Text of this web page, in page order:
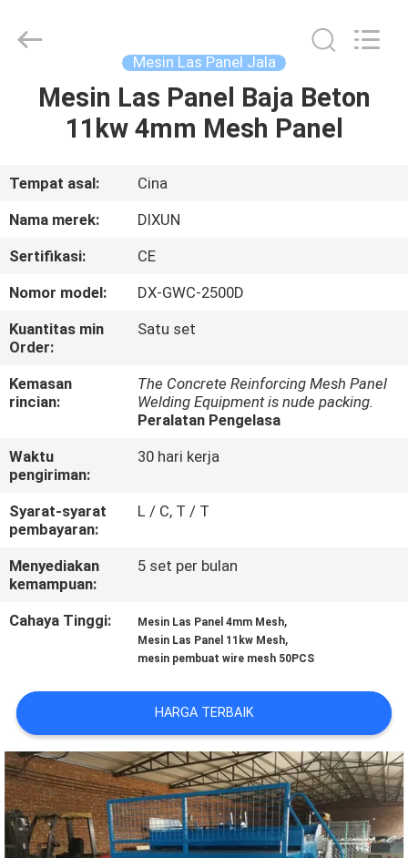
RUMAH
PERTUNJUKAN
VR
TENTANG
KAMI
TUR
KONTROL
KUALITAS
HUBUNGI
KAMI
PERMINTAAN
PENAWARAN
SITEMAP
PRIVACY
POLICY
Mesh
Products
Mesin Las Panel Jala
Mesin Las Panel Baja Beton
11kw 4mm Mesh Panel
Tempat asal:
Cina
Nama merek:
DIXUN
Sertifikasi:
CE
Nomor model:
DX-GWC-2500D
Kuantitas min
Order:
Satu set
Kemasan
rincian:
The Concrete Reinforcing Mesh Panel
Welding Equipment is nude packing.
Peralatan Pengelasa
Waktu
pengiriman:
30 hari kerja
Syarat-syarat
pembayaran:
L / C, T / T
Menyediakan
kemampuan:
5 set per bulan
Cahaya Tinggi: Mesin Las Panel 4mm Mesh,
Mesin Las Panel 11kw Mesh,
mesin pembuat wire mesh 50PCS
HARGA TERBAIK